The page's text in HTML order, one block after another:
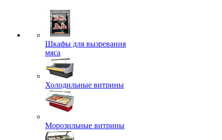
Шкафы для вызревания
мяса
Холодильные витрины
Морозильные витрины